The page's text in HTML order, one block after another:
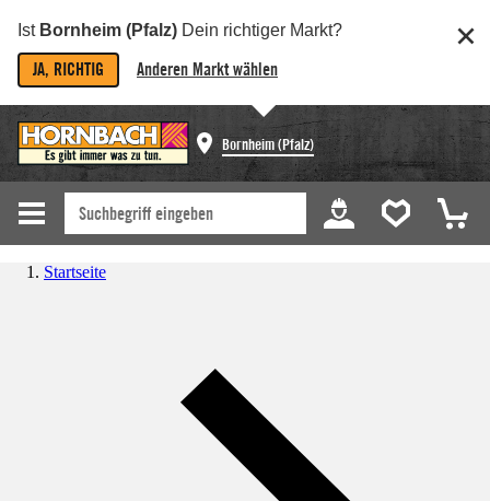
Ist Bornheim (Pfalz) Dein richtiger Markt?
JA, RICHTIG Anderen Markt wählen
Bornheim (Pfalz)
Startseite